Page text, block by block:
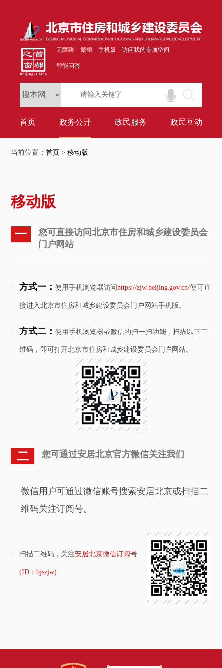
无障碍 繁體 手机版 访问我的专属空间
智能问答
首页 政务公开 政民服务 政民互动
当前位置：首页 >移动版
移动版
一
您可直接访问北京市住房和城乡建设委员会
门户网站
> 方式一：使用手机浏览器访问https://zjw.beijing.gov.cn/便可直
接进入北京市住房和城乡建设委员会门户网站手机版。
> 方式二：使用手机浏览器或微信的扫一扫功能，扫描以下二
维码，即可打开北京市住房和城乡建设委员会门户网站。
二 您可通过安居北京官方微信关注我们
微信用户可通过微信账号搜索安居北京或扫描二
维码关注订阅号。
> 扫描二维码，关注安居北京微信订阅号
(ID：bjszjw)